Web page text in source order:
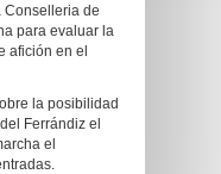
Conselleria de
para evaluar la
afición en el
la posibilidad
Ferrándiz el
el